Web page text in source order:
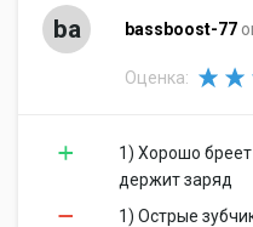
ba bassboost-77
Оценка:
1) Хорошо
держит заряд
1) Острые